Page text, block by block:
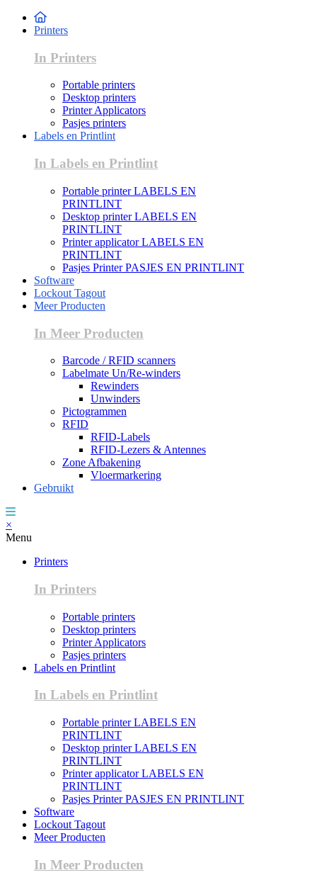
Printers
In Printers
Portable printers
Desktop printers
Printer Applicators
Pasjes printers
Labels en Printlint
In Labels en Printlint
Portable printer LABELS EN
PRINTLINT
Desktop printer LABELS EN
PRINTLINT
Printer applicator LABELS EN
PRINTLINT
Pasjes Printer PASJES EN PRINTLINT
Software
Lockout Tagout
Meer Producten
In Meer Producten
Barcode / RFID scanners
Labelmate Un/Re-winders
Rewinders
Unwinders
Pictogrammen
RFID
RFID-Labels
RFID-Lezers & Antennes
Zone Afbakening
Vloermarkering
Gebruikt
×
Menu
Printers
In Printers
Portable printers
Desktop printers
Printer Applicators
Pasjes printers
Labels en Printlint
In Labels en Printlint
Portable printer LABELS EN
PRINTLINT
Desktop printer LABELS EN
PRINTLINT
Printer applicator LABELS EN
PRINTLINT
Pasjes Printer PASJES EN PRINTLINT
Software
Lockout Tagout
Meer Producten
In Meer Producten